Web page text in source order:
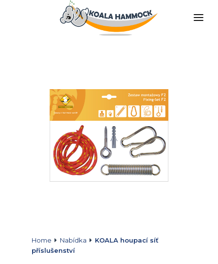
STAŇTE SE DISTRIBUTOREM
Home Nabídka
KOALA houpací síť
příslušenství